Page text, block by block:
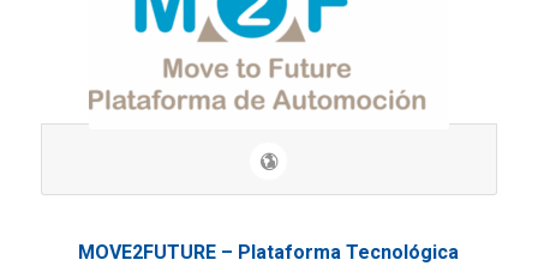
MOVE2FUTURE – Plataforma Tecnológica